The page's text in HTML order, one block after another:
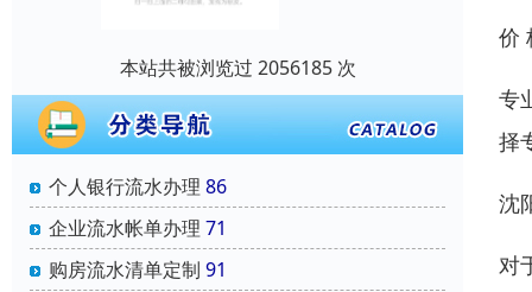
本站共被浏览过 2056185 次
个人银行流水办理 86
企业流水帐单办理 71
购房流水清单定制 91
价
专
择
沈
对